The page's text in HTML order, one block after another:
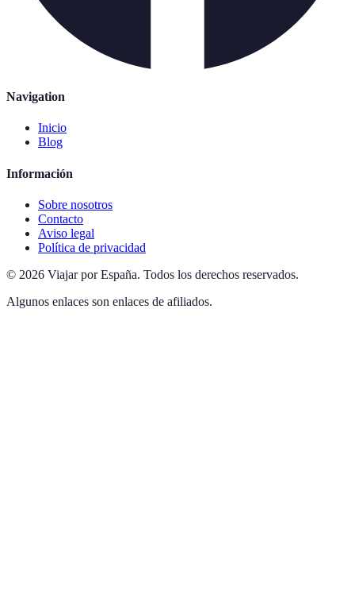
Navigation
Inicio
Blog
Información
Sobre nosotros
Contacto
Aviso legal
Política de privacidad
© 2026 Viajar por España. Todos los derechos reservados.
Algunos enlaces son enlaces de afiliados.